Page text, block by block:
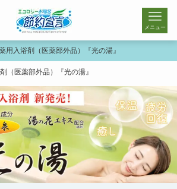
メニュー
用入浴剤（医薬部外品）『光の湯』
（医薬部外品）『光の湯』